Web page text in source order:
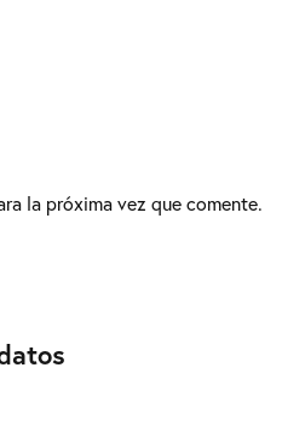
la próxima vez que comente.